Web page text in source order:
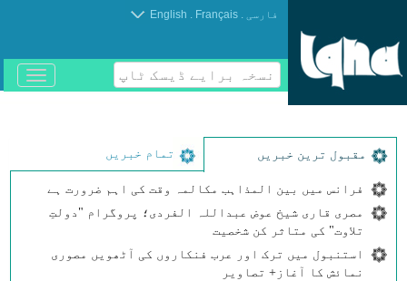
فارسی .
Français
.
English
نسخہ برایے ڈیسک ٹاپ
باز
و
مقبول ترین خبریں تمام خبریں
فرانس میں بین المذاہب مکالمہ وقت کی اہم ضرورت ہے
مصری قاری شیخ عوض عبداللہ الفردی؛ پروگرام "دولتِ
تلاوت" کی متاثر کن شخصیت
استنبول میں ترک اور عرب فنکاروں کی آٹھویں مصوری
نمائش کا آغاز+ تصاویر